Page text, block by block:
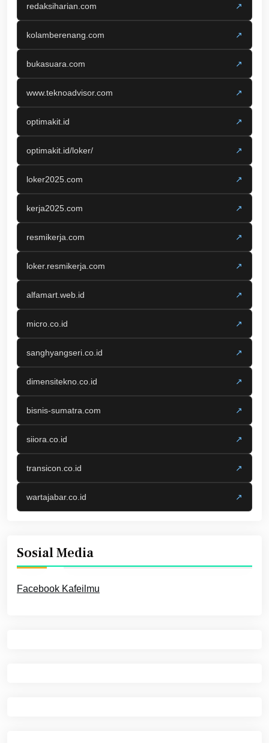
redaksiharian.com ↗
kolamberenang.com ↗
bukasuara.com ↗
www.teknoadvisor.com ↗
optimakit.id ↗
optimakit.id/loker/ ↗
loker2025.com ↗
kerja2025.com ↗
resmikerja.com ↗
loker.resmikerja.com ↗
alfamart.web.id ↗
micro.co.id ↗
sanghyangseri.co.id ↗
dimensitekno.co.id ↗
bisnis-sumatra.com ↗
siiora.co.id ↗
transicon.co.id ↗
wartajabar.co.id ↗
Sosial Media
Facebook Kafeilmu